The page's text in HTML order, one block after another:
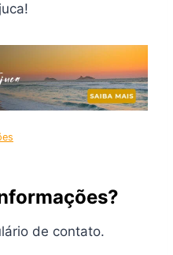
de contato.